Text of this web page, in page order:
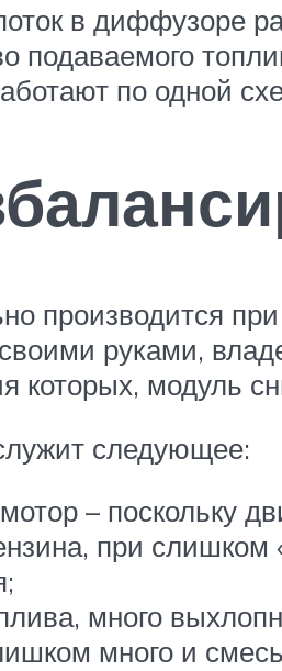
в диффузоре
подаваемого
по одной
производится
руками,
которых, модуль
следующее:
– поскольку
при
много
много и